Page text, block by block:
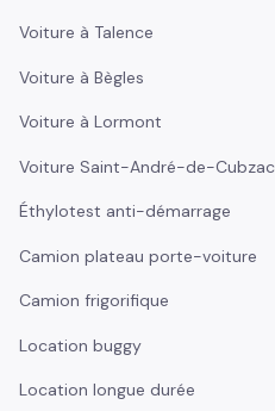
Voiture à Talence
Voiture à Bègles
Voiture à Lormont
Voiture Saint-André-de-Cubzac
Éthylotest anti-démarrage
Camion plateau porte-voiture
Camion frigorifique
Location buggy
Location longue durée